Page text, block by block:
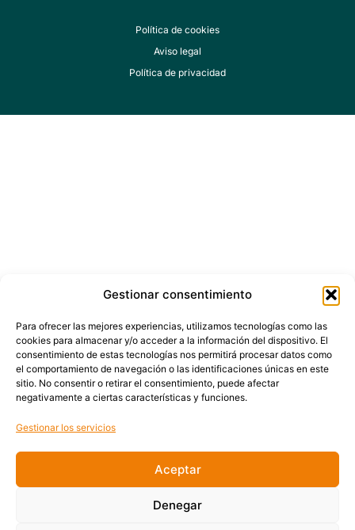
Gestionar consentimiento
Para ofrecer las mejores experiencias, utilizamos tecnologías como las
cookies para almacenar y/o acceder a la información del dispositivo. El
consentimiento de estas tecnologías nos permitirá procesar datos como
el comportamiento de navegación o las identificaciones únicas en este
sitio. No consentir o retirar el consentimiento, puede afectar
negativamente a ciertas características y funciones.
Gestionar los servicios
Aceptar
Denegar
Política de cookies
Aviso legal
Política de privacidad